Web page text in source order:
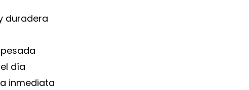
duradera
día
inmediata